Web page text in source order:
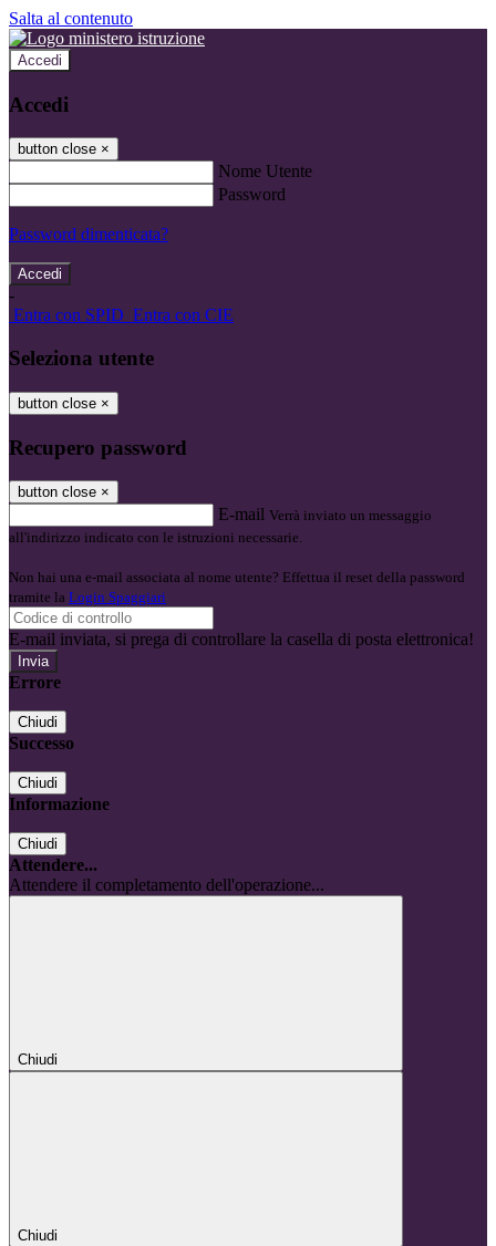
Salta al contenuto
Accedi
Accedi
button close ×
Nome Utente
Password
Password dimenticata?
-
Entra con SPID Entra con CIE
Seleziona utente
button close ×
Recupero password
button close ×
E-mail Verrà inviato un messaggio
all'indirizzo indicato con le istruzioni necessarie.
Non hai una e-mail associata al nome utente? Effettua il reset della password
tramite la Login Spaggiari
E-mail inviata, si prega di controllare la casella di posta elettronica!
Errore
Chiudi
Successo
Chiudi
Informazione
Chiudi
Attendere...
Attendere il completamento dell'operazione...
Chiudi
Chiudi